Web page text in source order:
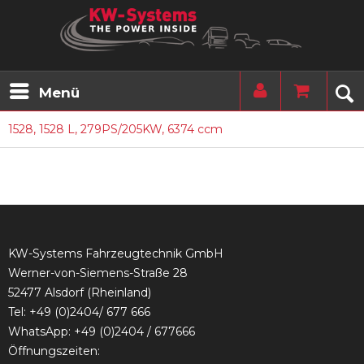
Menü
1528, 1528 L, 279PS/205KW, 6374 ccm
KW-Systems Fahrzeugtechnik GmbH
Werner-von-Siemens-Straße 28
52477 Alsdorf (Rheinland)
Tel: +49 (0)2404/ 677 666
WhatsApp: +49 (0)2404 / 677666
Öffnungszeiten: